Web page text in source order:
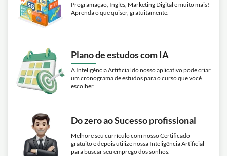
Programação, Inglês, Marketing Digital e muito mais!
Aprenda o que quiser, gratuitamente.
Plano de estudos com IA
A Inteligência Artificial do nosso aplicativo pode criar
um cronograma de estudos para o curso que você
escolher.
Do zero ao Sucesso profissional
Melhore seu currículo com nosso Certificado
gratuito e depois utilize nossa Inteligência Artificial
para buscar seu emprego dos sonhos.